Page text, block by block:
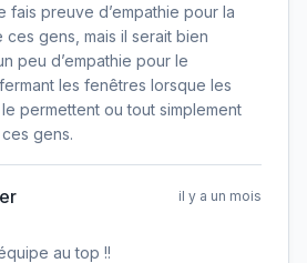
fais preuve d’empathie pour la
gens, mais il serait bien
peu d’empathie pour le
les fenêtres lorsque les
permettent ou tout simplement
gens.
il y a un mois
au top !!